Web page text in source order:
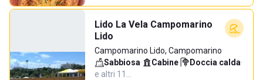
Lido La Vela Campomarino
Lido
Campomarino Lido, Campomarino
Sabbiosa· Cabine· Doccia calda·
e altri 11…